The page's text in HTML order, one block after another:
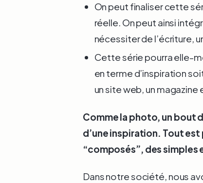
On peut finaliser cette
réelle. On peut ainsi
nécessiter de l’écriture,
Cette série pourra elle-
en terme d’inspiration
un site web, un magazine
Comme la photo, un bout
d’une inspiration. Tout
“composés”, des simples
Dans notre société, nous